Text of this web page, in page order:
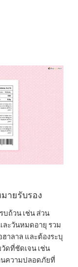
ายรับรอง
ถ้วน เช่น ส่วน
ละวันหมดอายุ รวม
ฮาลาล และต้องระบุ
ดที่ชัดเจน เช่น
ความปลอดภัยที่